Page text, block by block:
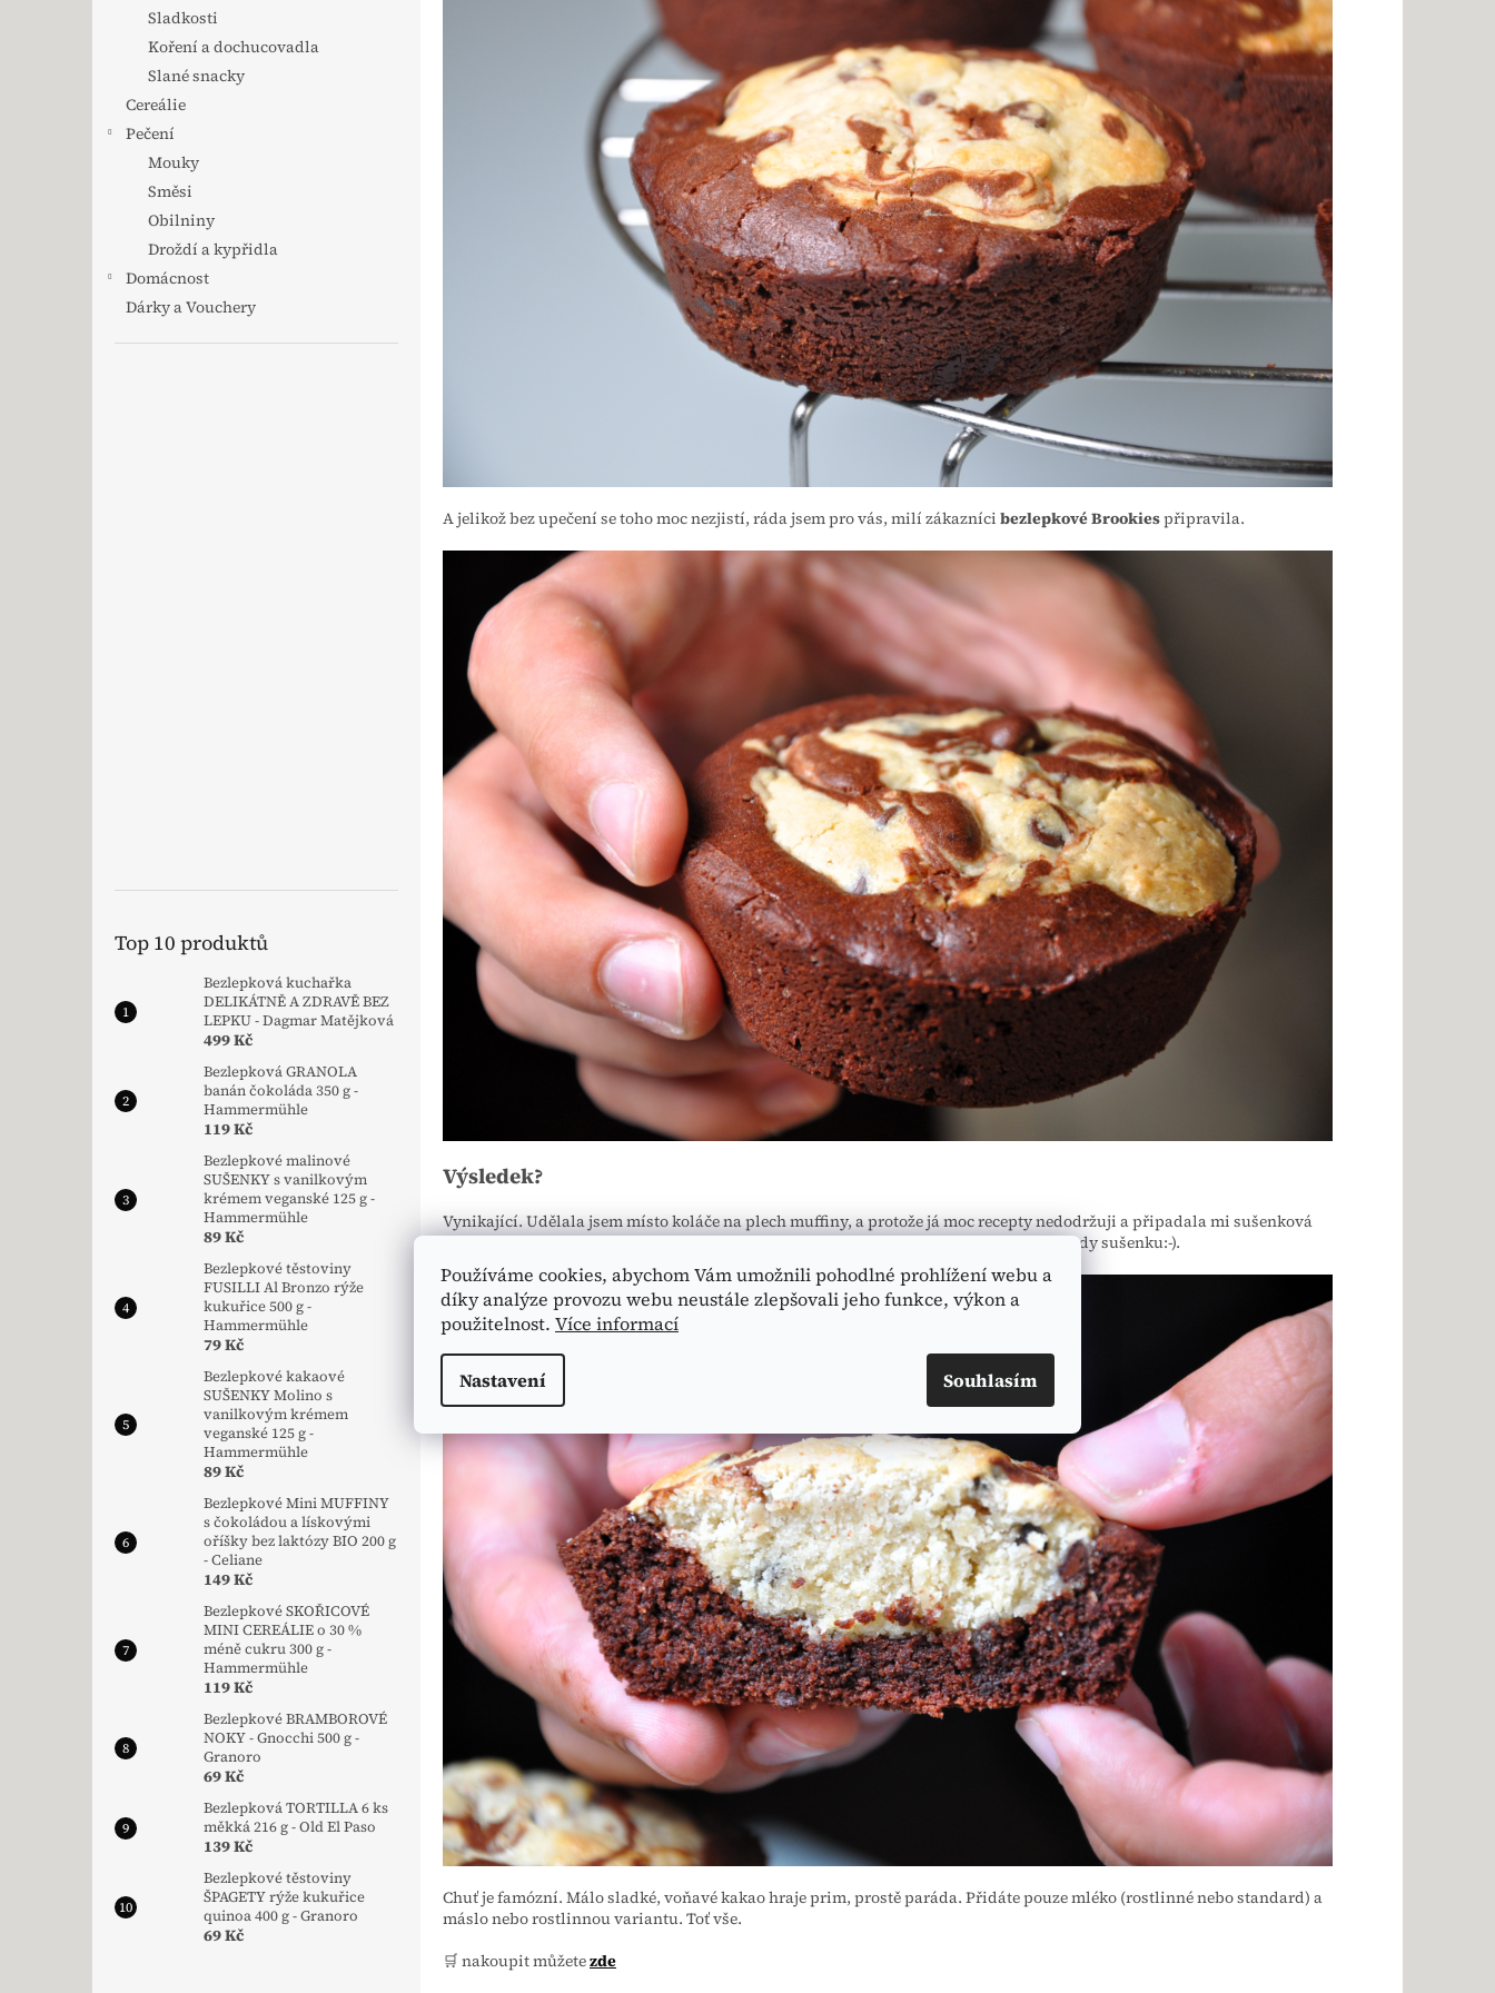
Používáme cookies, abychom Vám umožnili pohodlné prohlížení webu a
díky analýze provozu webu neustále zlepšovali jeho funkce, výkon a
použitelnost. Více informací
Nastavení Souhlasím
Sladkosti
Koření a dochucovadla
Slané snacky
Cereálie
Pečení
Mouky
Směsi
Obilniny
Droždí a kypřidla
Domácnost
Dárky a Vouchery
Top 10 produktů
Bezlepková kuchařka
DELIKÁTNĚ A ZDRAVĚ BEZ
LEPKU - Dagmar Matějková
499 Kč
Bezlepková GRANOLA
banán čokoláda 350 g -
Hammermühle
119 Kč
Bezlepkové malinové
SUŠENKY s vanilkovým
krémem veganské 125 g -
Hammermühle
89 Kč
Bezlepkové těstoviny
FUSILLI Al Bronzo rýže
kukuřice 500 g -
Hammermühle
79 Kč
Bezlepkové kakaové
SUŠENKY Molino s
vanilkovým krémem
veganské 125 g -
Hammermühle
89 Kč
Bezlepkové Mini MUFFINY
s čokoládou a lískovými
oříšky bez laktózy BIO 200 g
- Celiane
149 Kč
Bezlepkové SKOŘICOVÉ
MINI CEREÁLIE o 30 %
méně cukru 300 g -
Hammermühle
119 Kč
Bezlepkové BRAMBOROVÉ
NOKY - Gnocchi 500 g -
Granoro
69 Kč
Bezlepková TORTILLA 6 ks
měkká 216 g - Old El Paso
139 Kč
Bezlepkové těstoviny
ŠPAGETY rýže kukuřice
quinoa 400 g - Granoro
69 Kč
A jelikož bez upečení se toho moc nezjistí, ráda jsem pro vás, milí zákazníci bezlepkové Brookiespřipravila.
Výsledek?
Vynikající. Udělala jsem místo koláče na plech muffiny, a protože já moc recepty nedodržuji a připadala mi sušenková
vrstva příliš sypká, přidala jsem do ní ještě kapku mléka a místo posypky jsem měla tedy sušenku:-).
Chuť je famózní. Málo sladké, voňavé kakao hraje prim, prostě paráda. Přidáte pouze mléko (rostlinné nebo standard) a
máslo nebo rostlinnou variantu. Toť vše.
🛒 nakoupit můžetezde